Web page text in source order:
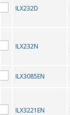
ILX232D
ILX232N
ILX3085EN
ILX3221EN